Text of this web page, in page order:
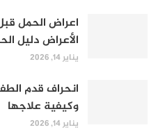
اعراض الحمل
الأعراض دليل
يناير 14, 2026
انحراف قدم
وكيفية علاجها
يناير 14, 2026